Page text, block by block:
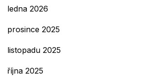
ledna 2026
prosince 2025
listopadu 2025
října 2025